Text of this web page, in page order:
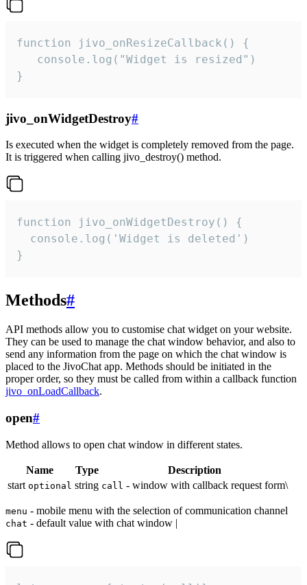
function jivo_onResizeCallback() {
   console.log("Widget is resized")
}
jivo_onWidgetDestroy#
Is executed when the widget is completely removed from the page.
It is triggered when calling jivo_destroy() method.
function jivo_onWidgetDestroy() {
  console.log('Widget is deleted')
}
Methods#
API methods allow you to customise chat widget on your website.
They can be used to manage the chat window behavior, and also to
send any information from the page on which the chat window is
placed to the JivoChat app. Methods should be initiated in the
proper order, so they must be called from within a callback function
jivo_onLoadCallback.
open#
Method allows to open chat window in different states.
Name Type
Description
start optional string call - window with callback request form\
menu - mobile menu with the selection of communication channel
chat - default value with chat window |